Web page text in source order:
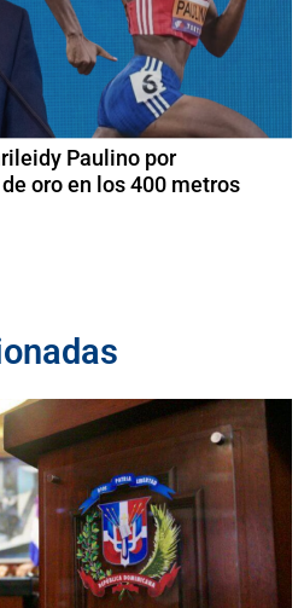
Paulino por
oro en los 400 metros